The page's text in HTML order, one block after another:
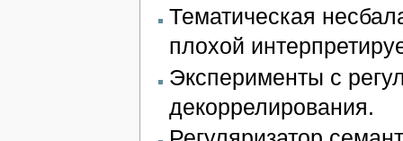
Тематическая
плохой
Эксперименты с
декоррелирования.